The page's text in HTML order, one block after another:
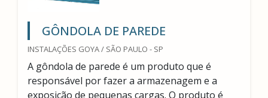
GÔNDOLA DE PAREDE
INSTALAÇÕES GOYA / SÃO PAULO - SP
A gôndola de parede é um produto que é
responsável por fazer a armazenagem e a
exposição de pequenas cargas. O produto é